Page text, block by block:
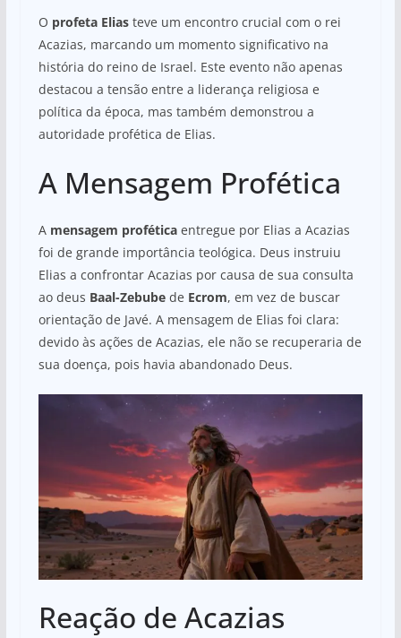
O profeta Eliasteve um encontro crucial com o rei
Acazias, marcando um momento significativo na
história do reino de Israel. Este evento não apenas
destacou a tensão entre a liderança religiosa e
política da época, mas também demonstrou a
autoridade profética de Elias.
A Mensagem Profética
A mensagem proféticaentregue por Elias a Acazias
foi de grande importância teológica. Deus instruiu
Elias a confrontar Acazias por causa de sua consulta
ao deus Baal-Zebubede Ecrom, em vez de buscar
orientação de Javé. A mensagem de Elias foi clara:
devido às ações de Acazias, ele não se recuperaria de
sua doença, pois havia abandonado Deus.
Reação de Acazias